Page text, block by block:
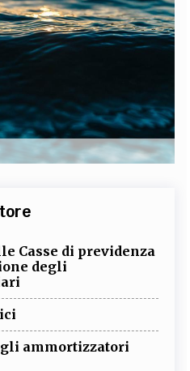
MEDIA
Casse di previdenza
degli
ammortizzatori